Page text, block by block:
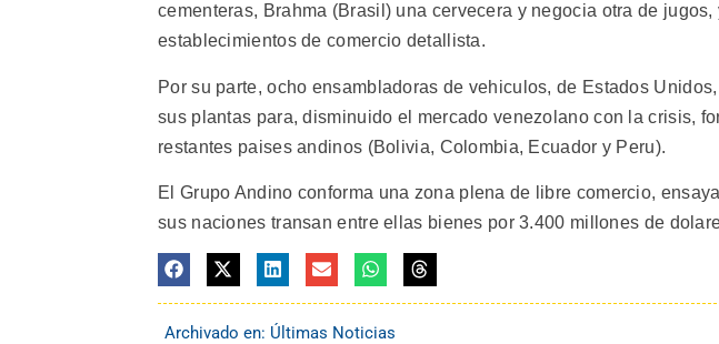
cementeras, Brahma (Brasil) una cervecera y negocia otra de
establecimientos de comercio detallista.
Por su parte, ocho ensambladoras de vehiculos, de Estados
sus plantas para, disminuido el mercado venezolano con la crisis,
restantes paises andinos (Bolivia, Colombia, Ecuador y Peru).
El Grupo Andino conforma una zona plena de libre comercio,
sus naciones transan entre ellas bienes por 3.400 millones de
Archivado en: Últimas Noticias